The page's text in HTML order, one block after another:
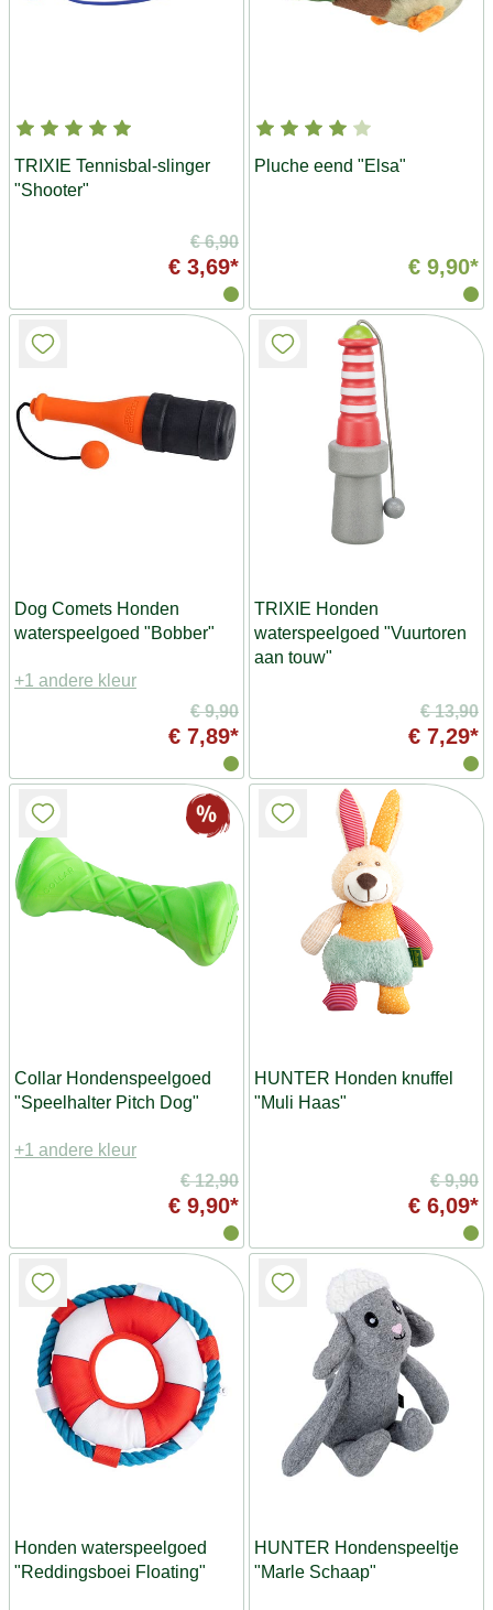
TRIXIE Tennisbal-slinger
"Shooter"
€ 6,90
€ 3,69*
Pluche eend "Elsa"
€ 9,90*
Dog Comets Honden
waterspeelgoed "Bobber"
+1 andere kleur
€ 9,90
€ 7,89*
TRIXIE Honden
waterspeelgoed "Vuurtoren
aan touw"
€ 13,90
€ 7,29*
Collar Hondenspeelgoed
"Speelhalter Pitch Dog"
+1 andere kleur
€ 12,90
€ 9,90*
HUNTER Honden knuffel
"Muli Haas"
€ 9,90
€ 6,09*
Honden waterspeelgoed
"Reddingsboei Floating"
HUNTER Hondenspeeltje
"Marle Schaap"